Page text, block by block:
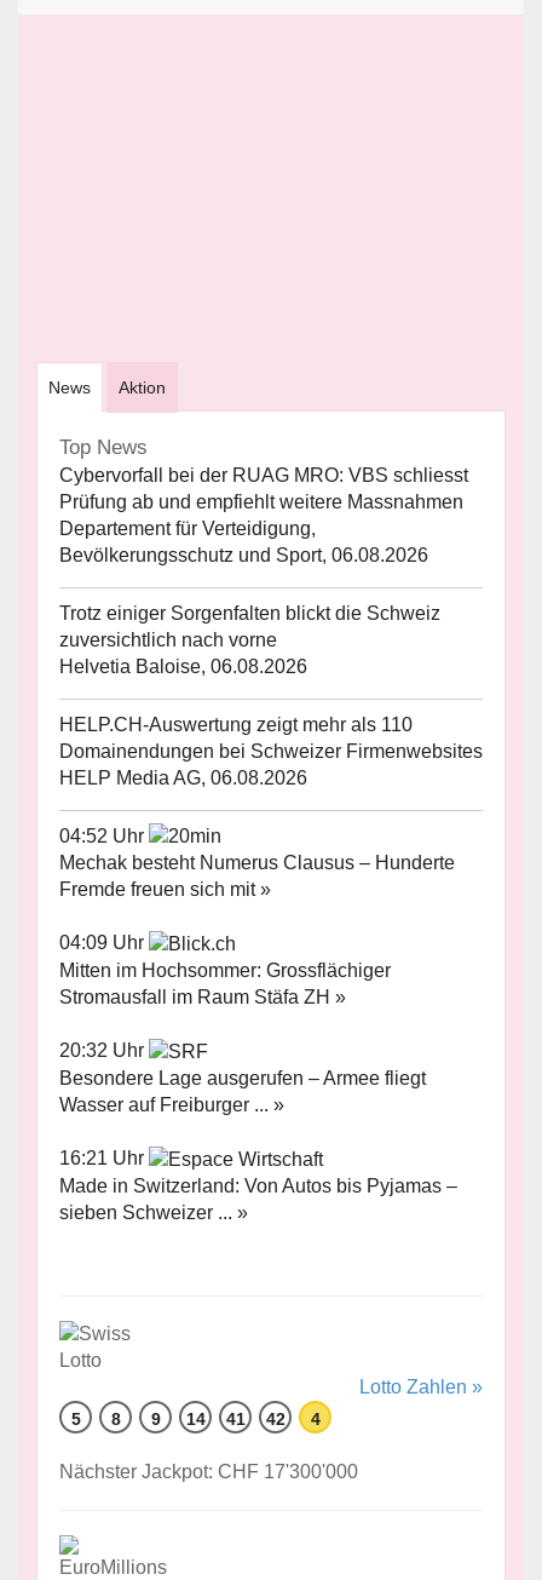
News Aktion
Top News
Cybervorfall bei der RUAG MRO: VBS schliesst
Prüfung ab und empfiehlt weitere Massnahmen
Departement für Verteidigung,
Bevölkerungsschutz und Sport, 06.08.2026
Trotz einiger Sorgenfalten blickt die Schweiz
zuversichtlich nach vorne
Helvetia Baloise, 06.08.2026
HELP.CH-Auswertung zeigt mehr als 110
Domainendungen bei Schweizer Firmenwebsites
HELP Media AG, 06.08.2026
04:52 Uhr
Mechak besteht Numerus Clausus – Hunderte
Fremde freuen sich mit »
04:09 Uhr
Mitten im Hochsommer: Grossflächiger
Stromausfall im Raum Stäfa ZH »
20:32 Uhr
Besondere Lage ausgerufen – Armee fliegt
Wasser auf Freiburger ... »
16:21 Uhr
Made in Switzerland: Von Autos bis Pyjamas –
sieben Schweizer ... »
Lotto Zahlen »
5 8 9 14 41 42 4
Nächster Jackpot: CHF 17'300'000